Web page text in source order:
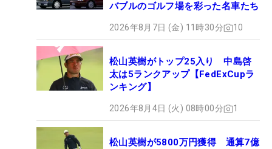
バブルのゴルフ場を彩った名車たち
2026年8月7日 (金) 11時30分 10
松山英樹がトップ25入り 中島啓
太は5ランクアップ【FedExCupラ
ンキング】
2026年8月4日 (火) 08時00分 1
松山英樹が5800万円獲得 通算7億